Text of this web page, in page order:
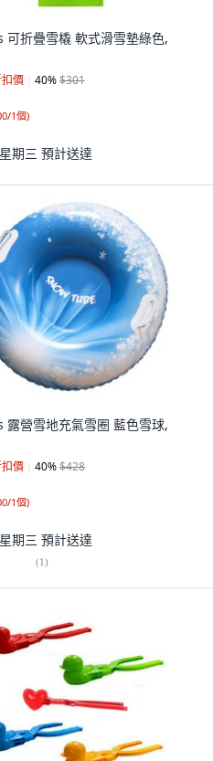
可折疊雪橇 軟式滑雪墊綠色,
價 40%$301
1個)
期三 預計送達
露營雪地充氣雪圈 藍色雪球,
價 40%$428
1個)
期三 預計送達
(1)